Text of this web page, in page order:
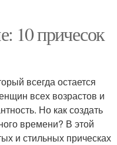
10 причесок
всегда остается
всех возрастов и
Но как создать
времени? В этой
и стильных прическах